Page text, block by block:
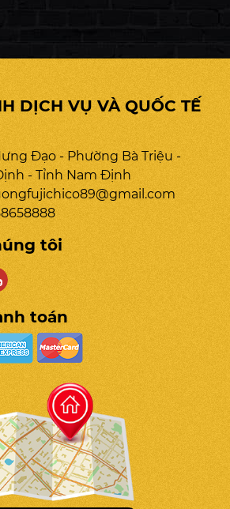
DỊCH VỤ VÀ QUỐC TẾ
Đạo - Phường Bà Triệu -
- Tỉnh Nam Định
tôi
toán